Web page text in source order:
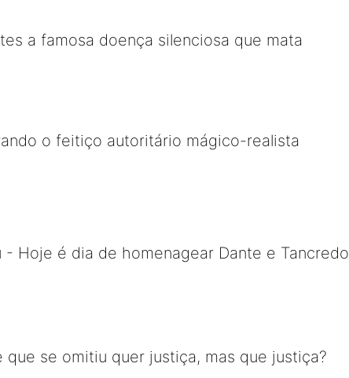
a famosa doença silenciosa que mata
o feitiço autoritário mágico-realista
Hoje é dia de homenagear Dante e Tancredo
se omitiu quer justiça, mas que justiça?